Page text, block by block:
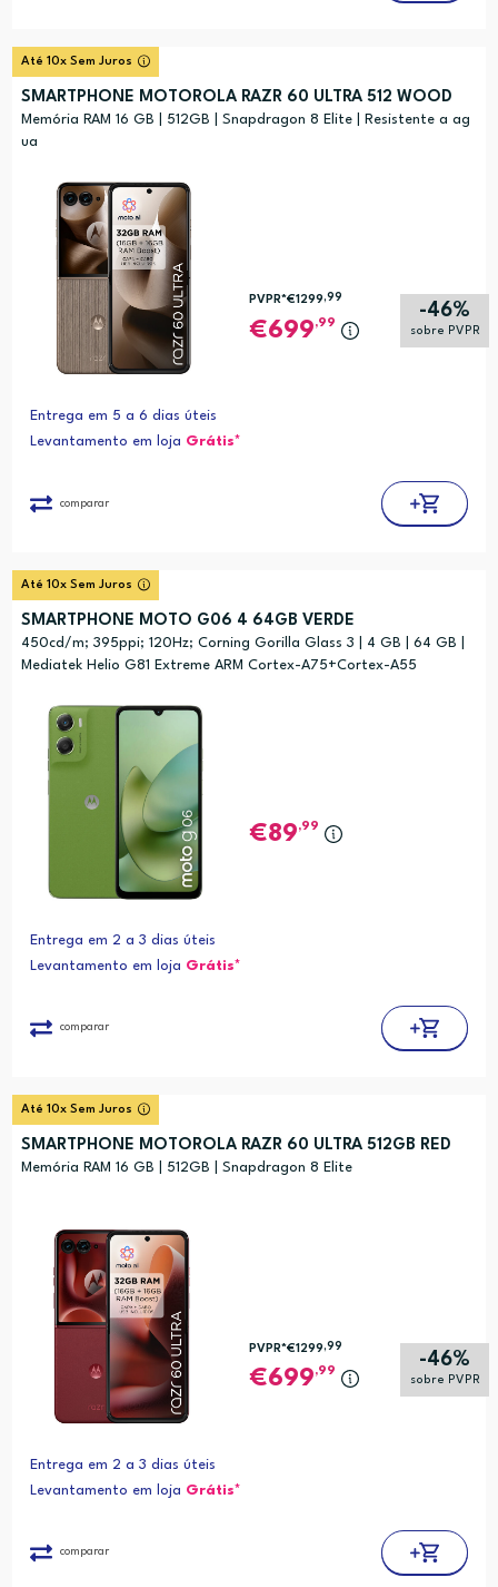
Até 10x Sem Juros
SMARTPHONE MOTOROLA RAZR 60 ULTRA 512 WOOD
Memória RAM 16 GB | 512GB | Snapdragon 8 Elite | Resistente a ag
ua
-46%
sobre PVPR
PVPR*€1299,99
699,99
Entrega em 5 a 6 dias úteis
Levantamento em loja Grátis*
comparar
Até 10x Sem Juros
SMARTPHONE MOTO G06 4 64GB VERDE
450cd/m; 395ppi; 120Hz; Corning Gorilla Glass 3 | 4 GB | 64 GB |
Mediatek Helio G81 Extreme ARM Cortex-A75+Cortex-A55
89,99
Entrega em 2 a 3 dias úteis
Levantamento em loja Grátis*
comparar
Até 10x Sem Juros
SMARTPHONE MOTOROLA RAZR 60 ULTRA 512GB RED
Memória RAM 16 GB | 512GB | Snapdragon 8 Elite
-46%
sobre PVPR
PVPR*€1299 ,99
699,99
Entrega em 2 a 3 dias úteis
Levantamento em loja Grátis*
comparar